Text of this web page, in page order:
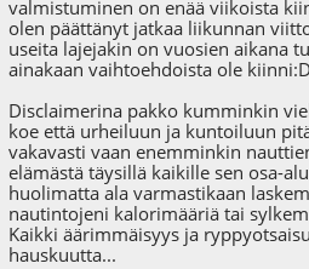
valmistuminen on enää viikoista
olen päättänyt jatkaa liikunnan
useita lajejakin on vuosien aikana
ainakaan vaihtoehdoista ole kiinni:D
Disclaimerina pakko kumminkin
koe että urheiluun ja kuntoiluun
vakavasti vaan enemminkin
elämästä täysillä kaikille sen osa-
huolimatta ala varmastikaan
nautintojeni kalorimääriä tai
Kaikki äärimmäisyys ja
hauskuutta...